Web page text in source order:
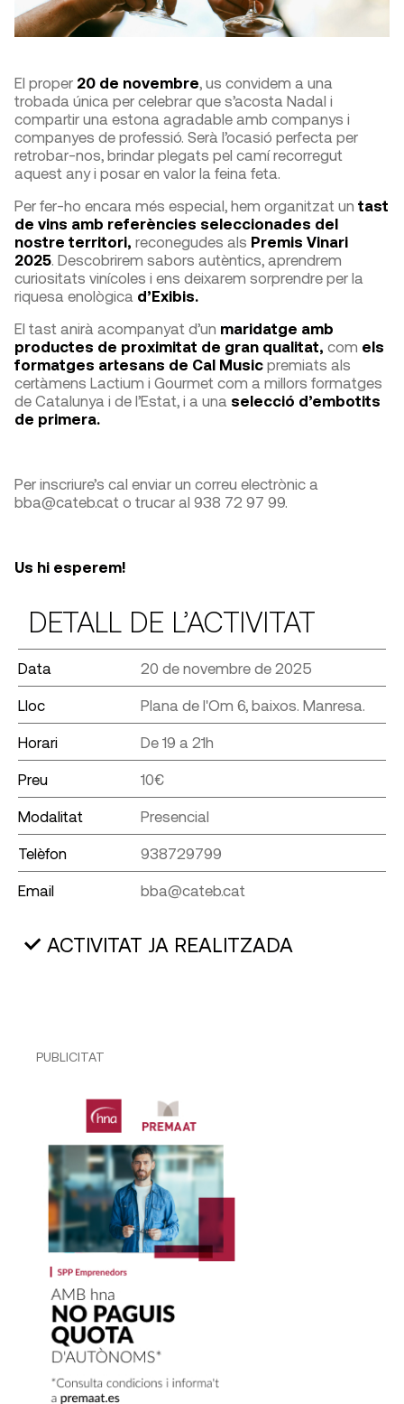
El proper 20 de novembre, us convidem a una
trobada única per celebrar que s’acosta Nadal i
compartir una estona agradable amb companys i
companyes de professió. Serà l’ocasió perfecta per
retrobar-nos, brindar plegats pel camí recorregut
aquest any i posar en valor la feina feta.
Per fer-ho encara més especial, hem organitzat un tast
de vins amb referències seleccionades del
nostre territori, reconegudes als Premis Vinari
2025. Descobrirem sabors autèntics, aprendrem
curiositats vinícoles i ens deixarem sorprendre per la
riquesa enològica d’Exibis.
El tast anirà acompanyat d’un maridatge amb
productes de proximitat de gran qualitat, com els
formatges artesans de Cal Music premiats als
certàmens Lactium i Gourmet com a millors formatges
de Catalunya i de l’Estat, i a una selecció d’embotits
de primera.
Per inscriure’s cal enviar un correu electrònic a
bba@cateb.cat o trucar al 938 72 97 99.
Us hi esperem!
DETALL DE L’ACTIVITAT
Data 20 de novembre de 2025
Lloc Plana de l'Om 6, baixos. Manresa.
Horari De 19 a 21h
Preu 10€
Modalitat Presencial
Telèfon 938729799
Email bba@cateb.cat
ACTIVITAT JA REALITZADA
PUBLICITAT